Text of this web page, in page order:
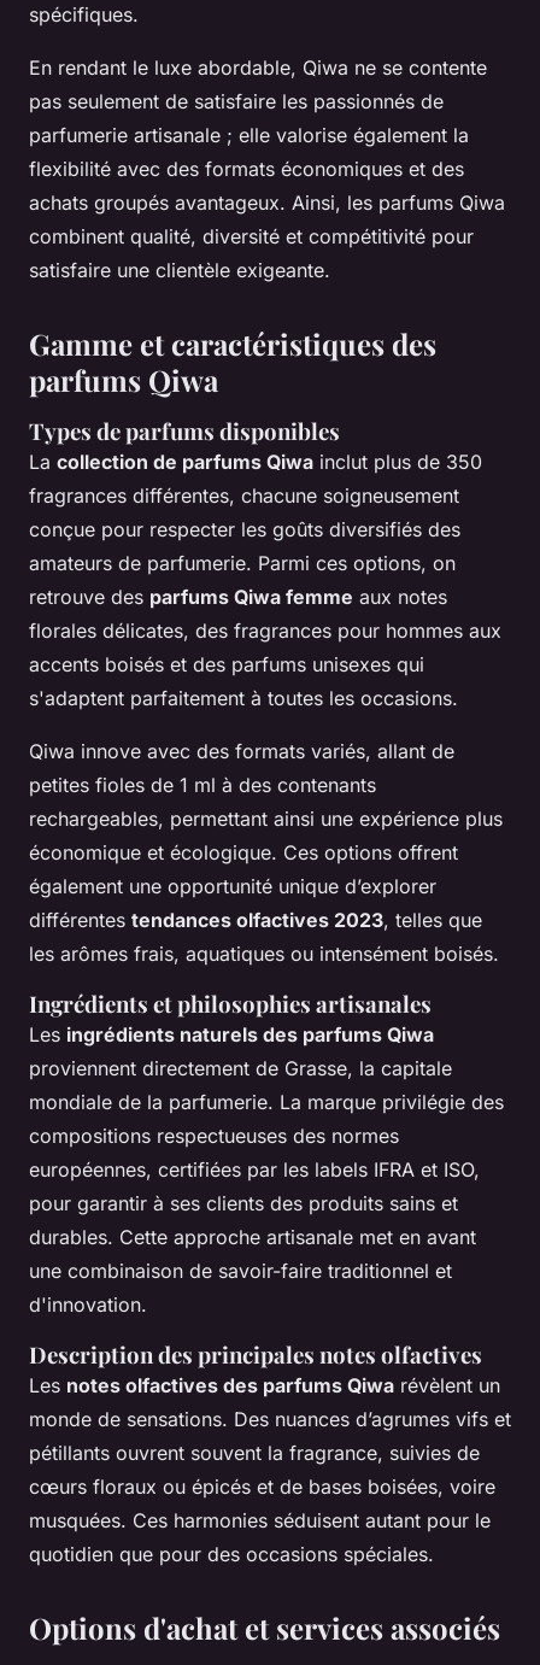
spécifiques.
En rendant le luxe abordable, Qiwa ne se contente
pas seulement de satisfaire les passionnés de
parfumerie artisanale ; elle valorise également la
flexibilité avec des formats économiques et des
achats groupés avantageux. Ainsi, les parfums Qiwa
combinent qualité, diversité et compétitivité pour
satisfaire une clientèle exigeante.
Gamme et caractéristiques des
parfums Qiwa
Types de parfums disponibles
La collection de parfums Qiwa inclut plus de 350
fragrances différentes, chacune soigneusement
conçue pour respecter les goûts diversifiés des
amateurs de parfumerie. Parmi ces options, on
retrouve des parfums Qiwa femme aux notes
florales délicates, des fragrances pour hommes aux
accents boisés et des parfums unisexes qui
s'adaptent parfaitement à toutes les occasions.
Qiwa innove avec des formats variés, allant de
petites fioles de 1 ml à des contenants
rechargeables, permettant ainsi une expérience plus
économique et écologique. Ces options offrent
également une opportunité unique d’explorer
différentes tendances olfactives 2023, telles que
les arômes frais, aquatiques ou intensément boisés.
Ingrédients et philosophies artisanales
Les ingrédients naturels des parfums Qiwa
proviennent directement de Grasse, la capitale
mondiale de la parfumerie. La marque privilégie des
compositions respectueuses des normes
européennes, certifiées par les labels IFRA et ISO,
pour garantir à ses clients des produits sains et
durables. Cette approche artisanale met en avant
une combinaison de savoir-faire traditionnel et
d'innovation.
Description des principales notes olfactives
Les notes olfactives des parfums Qiwa révèlent un
monde de sensations. Des nuances d’agrumes vifs et
pétillants ouvrent souvent la fragrance, suivies de
cœurs floraux ou épicés et de bases boisées, voire
musquées. Ces harmonies séduisent autant pour le
quotidien que pour des occasions spéciales.
Options d'achat et services associés